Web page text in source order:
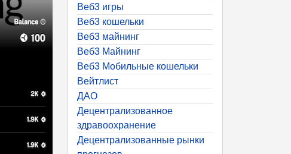
Веб3 игры
Веб3 кошельки
Веб3 майнинг
Веб3 Майнинг
Веб3 Мобильные кошельки
Вейтлист
ДАО
Децентрализованное
здравоохранение
Децентрализованные рынки